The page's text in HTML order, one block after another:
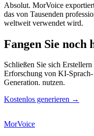
Absolut. MorVoice
das von Tausenden
weltweit verwendet wird.
Fangen Sie noch
Schließen Sie sich
Erforschung von KI-
Generation. nutzen.
Kostenlos generieren →
MorVoice